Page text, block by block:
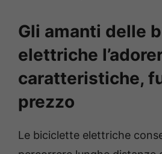
Gli amanti delle
elettriche
caratteristiche,
prezzo
Le biciclette elettriche